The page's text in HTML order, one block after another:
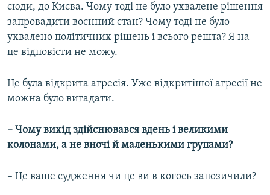
сюди, до Києва. Чому тоді не було ухвалене рішення
запровадити воєнний стан? Чому тоді не було
ухвалено політичних рішень і всього решта? Я на
це відповісти не можу.
Це була відкрита агресія. Уже відкритішої агресії не
можна було вигадати.
– Чому вихід здійснювався вдень і великими
колонами, а не вночі й маленькими групами?
– Це ваше судження чи це ви в когось запозичили?